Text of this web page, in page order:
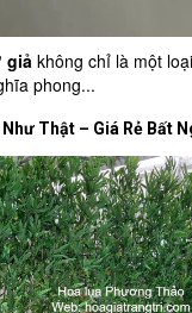
giả không chỉ là một loại
phong...
Thật – Giá Rẻ Bất